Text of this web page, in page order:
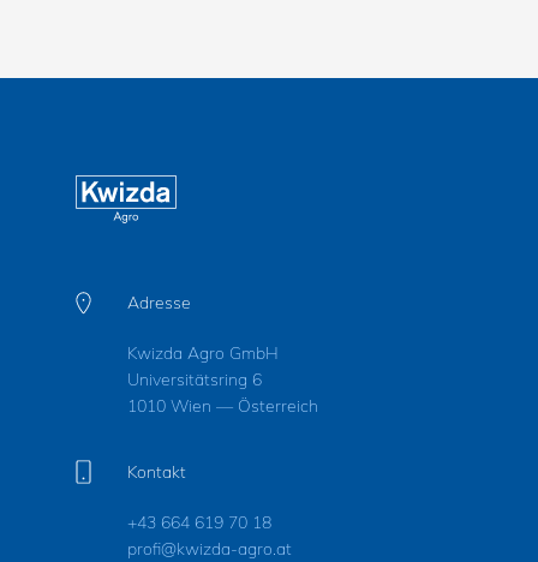
Adresse
Kwizda Agro GmbH
Universitätsring 6
1010 Wien — Österreich
Kontakt
+43 664 619 70 18
profi@kwizda-agro.at